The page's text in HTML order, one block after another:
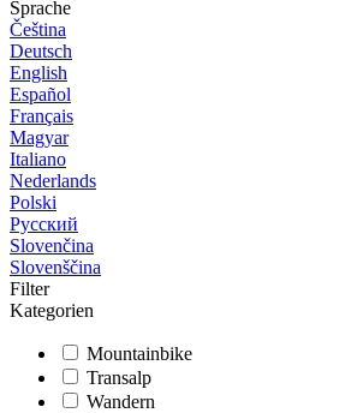
Sprache
Čeština
Deutsch
English
Español
Français
Magyar
Italiano
Nederlands
Polski
Русский
Slovenčina
Slovenščina
Filter
Kategorien
Mountainbike
Transalp
Wandern